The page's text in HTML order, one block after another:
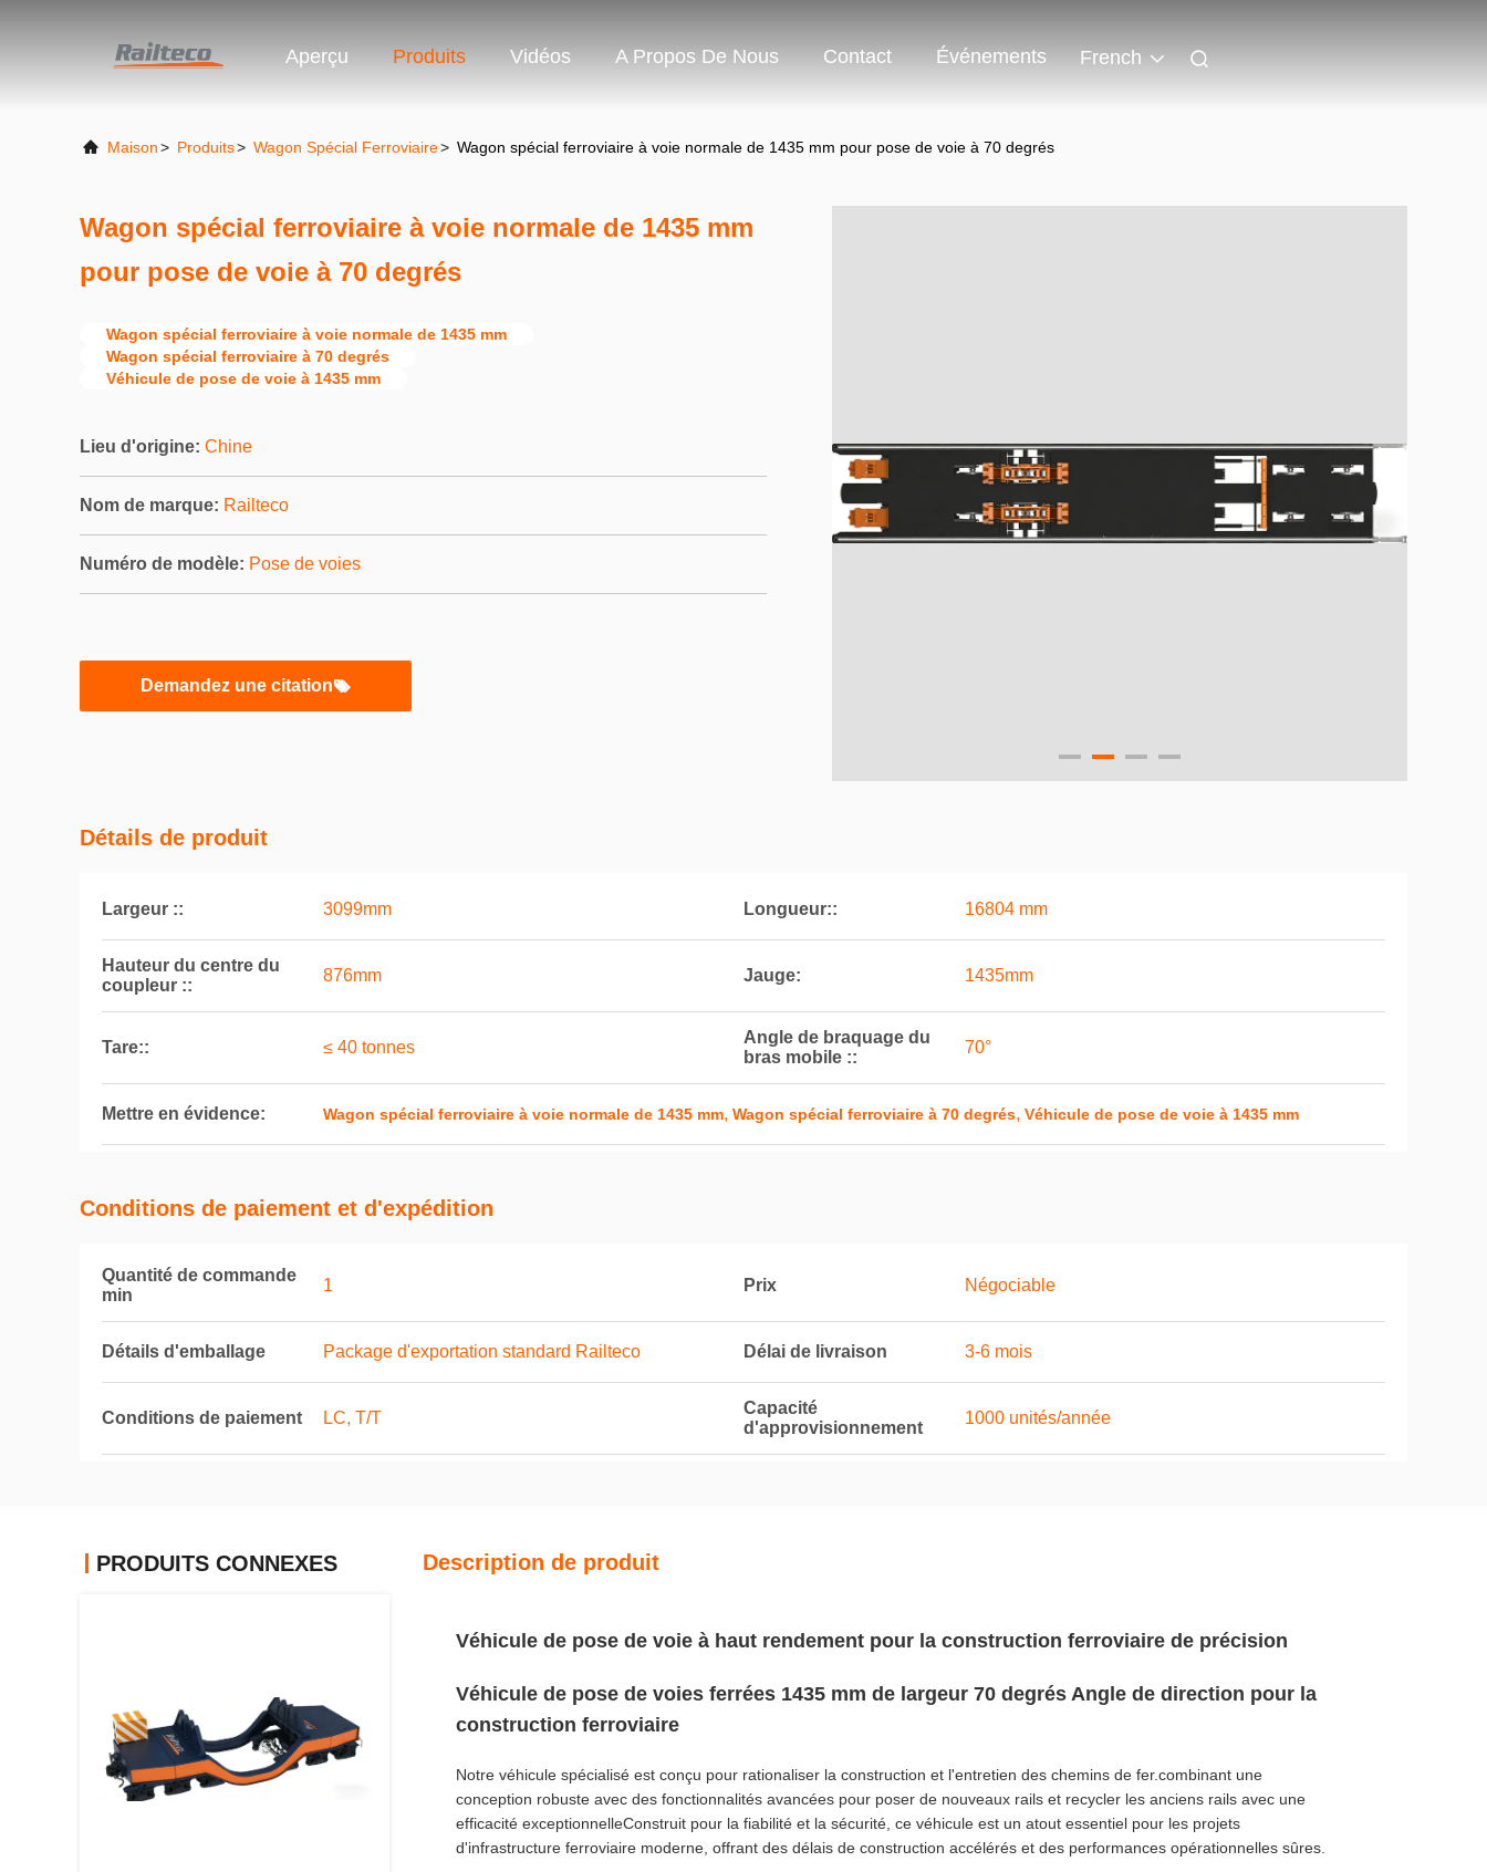
Aperçu Produits Vidéos A Propos De Nous Contact Événements French
Maison> Produits> Wagon Spécial Ferroviaire> Wagon spécial ferroviaire à voie normale de 1435 mm pour pose de voie à 70 degrés
Wagon spécial ferroviaire à voie normale de 1435 mm
pour pose de voie à 70 degrés
Wagon spécial ferroviaire à voie normale de 1435 mm
Wagon spécial ferroviaire à 70 degrés
Véhicule de pose de voie à 1435 mm
Lieu d'origine: Chine
Nom de marque: Railteco
Numéro de modèle: Pose de voies
Demandez une citation
Détails de produit
Largeur :: 3099mm Longueur:: 16804 mm
Hauteur du centre du
coupleur ::
876mm Jauge: 1435mm
Tare:: ≤ 40 tonnes
Angle de braquage du
bras mobile ::
70°
Mettre en évidence: Wagon spécial ferroviaire à voie normale de 1435 mm, Wagon spécial ferroviaire à 70 degrés, Véhicule de pose de voie à 1435 mm
Conditions de paiement et d'expédition
Quantité de commande
min
1 Prix Négociable
Détails d'emballage Package d'exportation standard Railteco Délai de livraison 3-6 mois
Conditions de paiement LC, T/T
Capacité
d'approvisionnement
1000 unités/année
PRODUITS CONNEXES Description de produit
Véhicule de pose de voie à haut rendement pour la construction ferroviaire de précision
Véhicule de pose de voies ferrées 1435 mm de largeur 70 degrés Angle de direction pour la
construction ferroviaire
Notre véhicule spécialisé est conçu pour rationaliser la construction et l'entretien des chemins de fer.combinant une
conception robuste avec des fonctionnalités avancées pour poser de nouveaux rails et recycler les anciens rails avec une
efficacité exceptionnelleConstruit pour la fiabilité et la sécurité, ce véhicule est un atout essentiel pour les projets
d'infrastructure ferroviaire moderne, offrant des délais de construction accélérés et des performances opérationnelles sûres.